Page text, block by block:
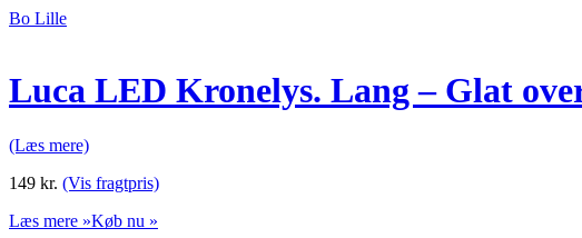
Bo Lille
Luca LED Kronelys. Lang – Glat
(Læs mere)
149 kr. (Vis fragtpris)
Læs mere »Køb nu »